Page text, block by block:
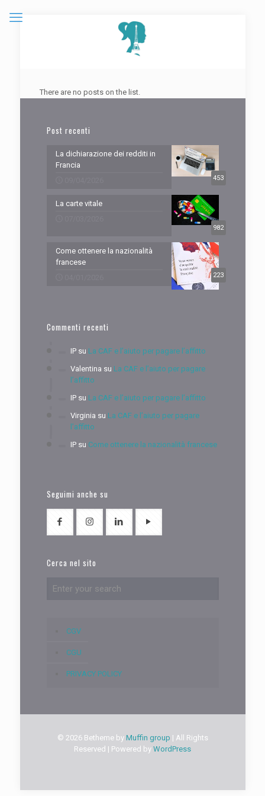
There are no posts on the list.
Post recenti
453
La dichiarazione dei redditi in
Francia
982
La carte vitale
223
Come ottenere la nazionalità
francese
Commenti recenti
IPsu La CAF e l’aiuto per pagare l’affitto
Valentina su La CAF e l’aiuto per pagare
l’affitto
IPsu La CAF e l’aiuto per pagare l’affitto
Virginia su La CAF e l’aiuto per pagare
l’affitto
IPsu Come ottenere la nazionalità francese
Seguimi anche su
Cerca nel sito
CGV
CGU
PRIVACY POLICY
© 2026 Betheme by Muffin group | All Rights
Reserved | Powered by WordPress